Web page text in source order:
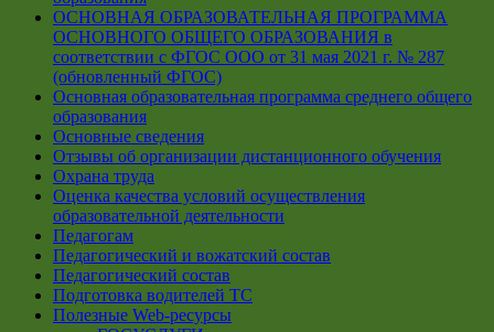
ОСНОВНАЯ ОБРАЗОВАТЕЛЬНАЯ ПРОГРАММА
ОСНОВНОГО ОБЩЕГО ОБРАЗОВАНИЯ в
соответствии с ФГОС ООО от 31 мая 2021 г. № 287
(обновленный ФГОС)
Основная образовательная программа среднего общего
образования
Основные сведения
Отзывы об организации дистанционного обучения
Охрана труда
Оценка качества условий осуществления
образовательной деятельности
Педагогам
Педагогический и вожатский состав
Педагогический состав
Подготовка водителей ТС
Полезные Web-ресурсы